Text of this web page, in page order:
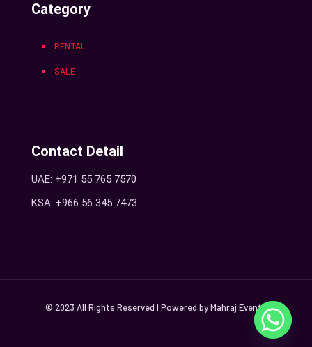
Category
RENTAL
SALE
Contact Detail
UAE: +971 55 765 7570
KSA: +966 56 345 7473
© 2023 All Rights Reserved | Powered by Mahraj Events